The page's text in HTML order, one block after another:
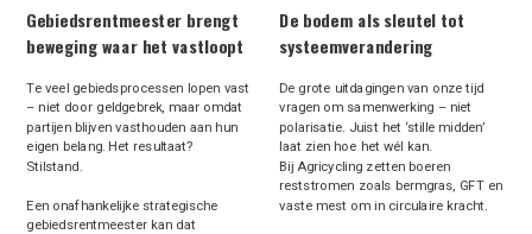
Gebiedsrentmeester brengt
beweging waar het vastloopt
Te veel gebiedsprocessen lopen vast
– niet door geldgebrek, maar omdat
partijen blijven vasthouden aan hun
eigen belang. Het resultaat?
Stilstand.
Een onafhankelijke strategische
gebiedsrentmeester kan dat
De bodem als sleutel tot
systeemverandering
De grote uitdagingen van onze tijd
vragen om samenwerking – niet
polarisatie. Juist het ‘stille midden’
laat zien hoe het wél kan.
Bij Agricycling zetten boeren
reststromen zoals bermgras, GFT en
vaste mest om in circulaire kracht.